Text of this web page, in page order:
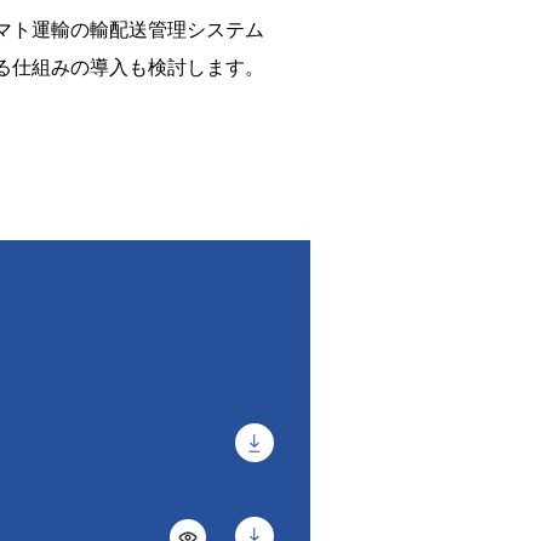
ト運輸の輸配送管理システム
組みの導入も検討します。